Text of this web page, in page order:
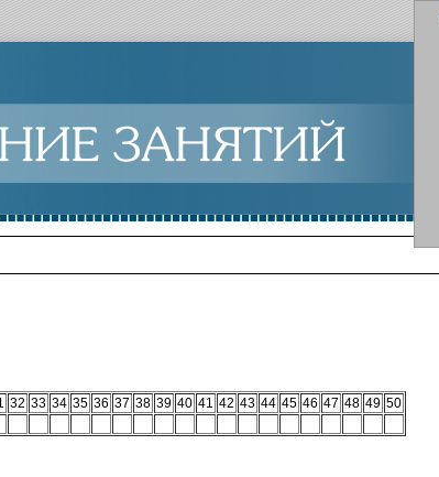
32 33 34 35 36 37 38 39 40 41 42 43 44 45 46 47 48 49 50